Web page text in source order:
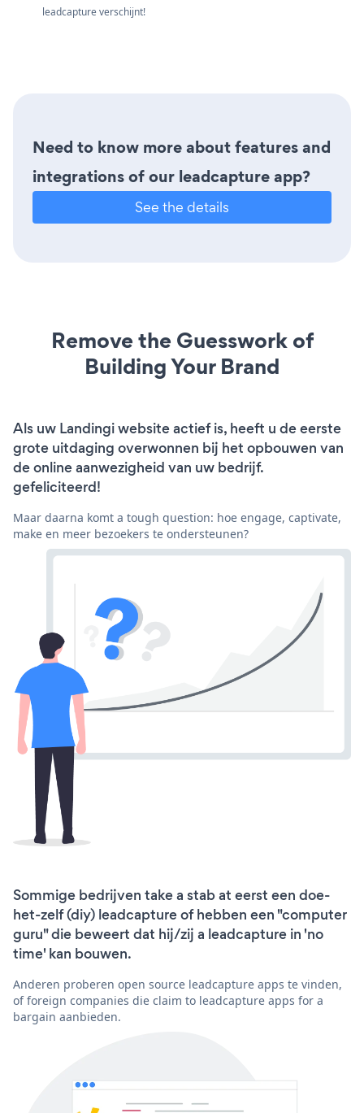
leadcapture verschijnt!
Need to know more about features and
integrations of our leadcapture app?
See the details
Remove the Guesswork of
Building Your Brand
Als uw Landingi website actief is, heeft u de eerste
grote uitdaging overwonnen bij het opbouwen van
de online aanwezigheid van uw bedrijf.
gefeliciteerd!
Maar daarna komt a tough question: hoe engage, captivate,
make en meer bezoekers te ondersteunen?
Sommige bedrijven take a stab at eerst een doe-
het-zelf (diy) leadcapture of hebben een "computer
guru" die beweert dat hij/zij a leadcapture in 'no
time' kan bouwen.
Anderen proberen open source leadcapture apps te vinden,
of foreign companies die claim to leadcapture apps for a
bargain aanbieden.